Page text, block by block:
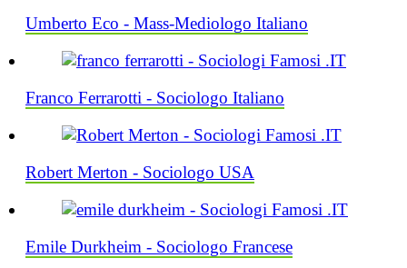
Umberto Eco - Mass-Mediologo Italiano
Franco Ferrarotti - Sociologo Italiano
Robert Merton - Sociologo USA
Emile Durkheim - Sociologo Francese